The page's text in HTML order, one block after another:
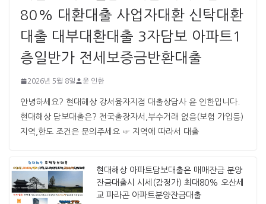
80% 대환대출 사업자대환 신탁대환
대출 대부대환대출 3자담보 아파트1
층일반가 전세보증금반환대출
2026년 5월 8일 윤 인한
안녕하세요? 현대해상 강서융자지점 대출상담사 윤 인한입니다. ​ ​
현대해상 담보대출은? 전국출장자서,부수거래 없음(보험 가입등)
지역,한도 조건은 문의주세요 ☞ 지역에 따라서 대출
현대해상 아파트담보대출은 매매잔금 분양
잔금대출시 시세(감정가) 최대80% 오산세
교 파라곤 아파트분양잔금대출